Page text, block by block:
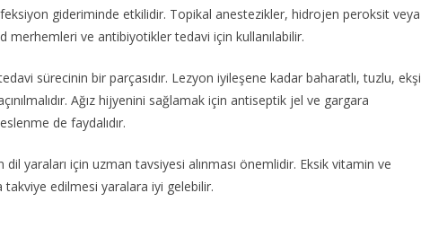
gideriminde etkilidir. Topikal anestezikler, hidrojen peroksit veya
ve antibiyotikler tedavi için kullanılabilir.
sürecinin bir parçasıdır. Lezyon iyileşene kadar baharatlı, tuzlu, ekşi
Ağız hijyenini sağlamak için antiseptik jel ve gargara
de faydalıdır.
yaraları için uzman tavsiyesi alınması önemlidir. Eksik vitamin ve
edilmesi yaralara iyi gelebilir.